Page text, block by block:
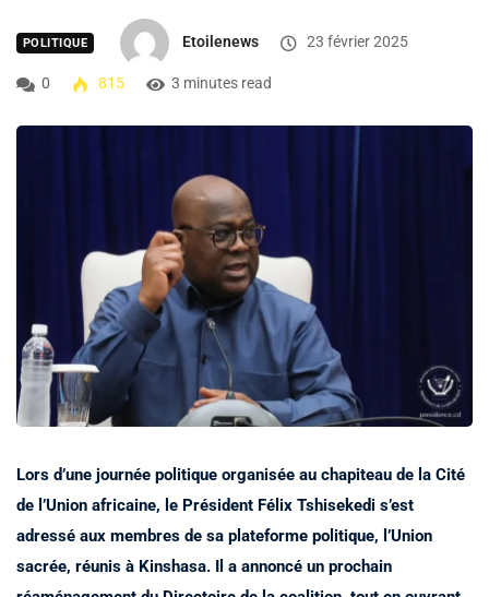
POLITIQUE Etoilenews 23 février 2025
0 815 3 minutes read
Lors d’une journée politique organisée au chapiteau de la Cité
de l’Union africaine, le Président Félix Tshisekedi s’est
adressé aux membres de sa plateforme politique, l’Union
sacrée, réunis à Kinshasa. Il a annoncé un prochain